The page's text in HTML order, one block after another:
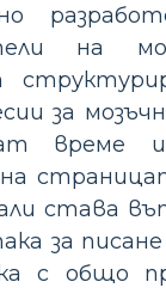
на
за
време
става
за
с общо